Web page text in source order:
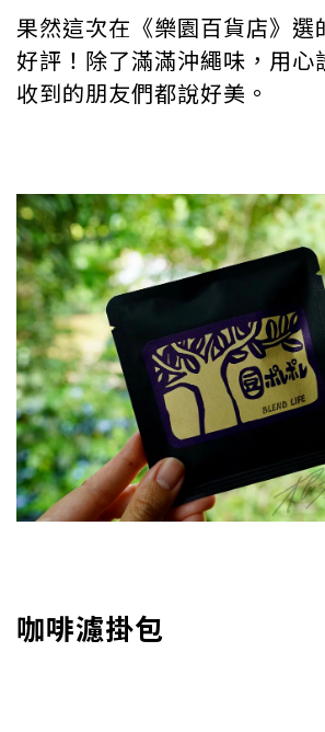
果然這次在《樂園百貨店》選
好評！除了滿滿沖繩味，用心
收到的朋友們都說好美。
咖啡濾掛包